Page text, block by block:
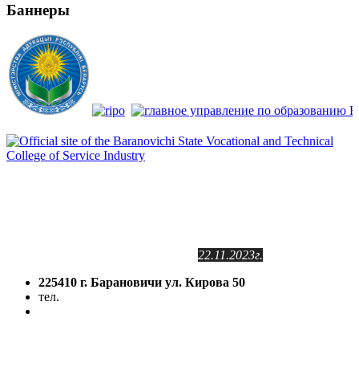
Баннеры
22.11.2023г.
225410 г. Барановичи ул. Кирова 50
тел.